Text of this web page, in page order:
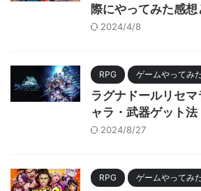
際にやってみた感想
2024/4/8
RPG ゲームやってみ
ラグナドールリセ
ャラ・武器ゲット法
2024/8/27
RPG ゲームやってみ